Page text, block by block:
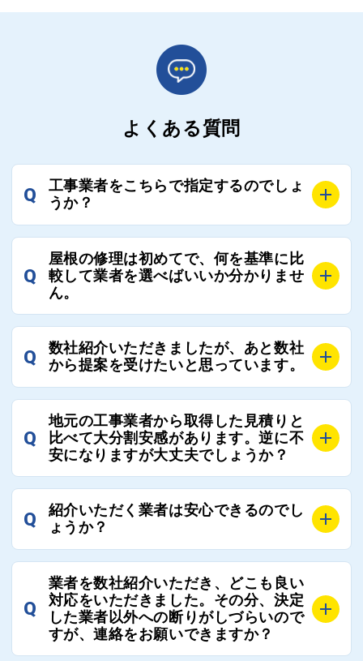
よくある質問
Q
工事業者をこちらで指定するのでしょ
うか？
お客様のご要望をお聞きし、条件に合った工事業者を
最大3社まで選定し、ご紹介いたします。
そのため、お客様に比較する業者を選定いただく必要
Q
屋根の修理は初めてで、何を基準に比
較して業者を選べばいいか分かりませ
ん。
選定基準はお客様によって異なりますが、価格はもち
ろんのこと、実績面や保証面、担当者の人柄や社歴、
し、総合的に判断ください。
また、選定に迷った際などは屋根コネクト事務局へご
連絡いただければ、お客様の屋根修理を全面的にフォ
ローさせていただきます。お気軽にご相談ください。
Q
数社紹介いただきましたが、あと数社
から提案を受けたいと思っています。
全国300社以上の登録業者がございますので、プラス
でご紹介の要望をいただければ、即時屋根コネクトに
て対応させていただきます。お気軽にお申し付けくだ
Q
地元の工事業者から取得した見積りと
比べて大分割安感があります。逆に不
安になりますが大丈夫でしょうか？
残念ながら、リフォーム業界は費用の内訳に不透明な
部分が多く、一見同じ工事でも１００万円以上の差が
屋根コネクトではそのような不安を抱えてしまう屋根
の修理において、適正で公正な工事業者選びのお手伝
いをさせていただくサイトでございます。
まだまだそのような業界だからこそ比較が重要になり
ますので、是非屋根コネクトを活用ください。
Q
紹介いただく業者は安心できるのでし
ょうか？
屋根コネクトでは、お客様の安心を支える「優良工事
業者チェック制度」を設けております。
屋根コネクトにて定期的にお客様アンケートを実施
し、そこで評価の低かった業者は事実確認の上で、屋
根コネクトの判断により即時登録を解除できる契約と
Q
業者を数社紹介いただき、どこも良い
対応をいただきました。その分、決定
した業者以外への断りがしづらいので
すが、連絡をお願いできますか？